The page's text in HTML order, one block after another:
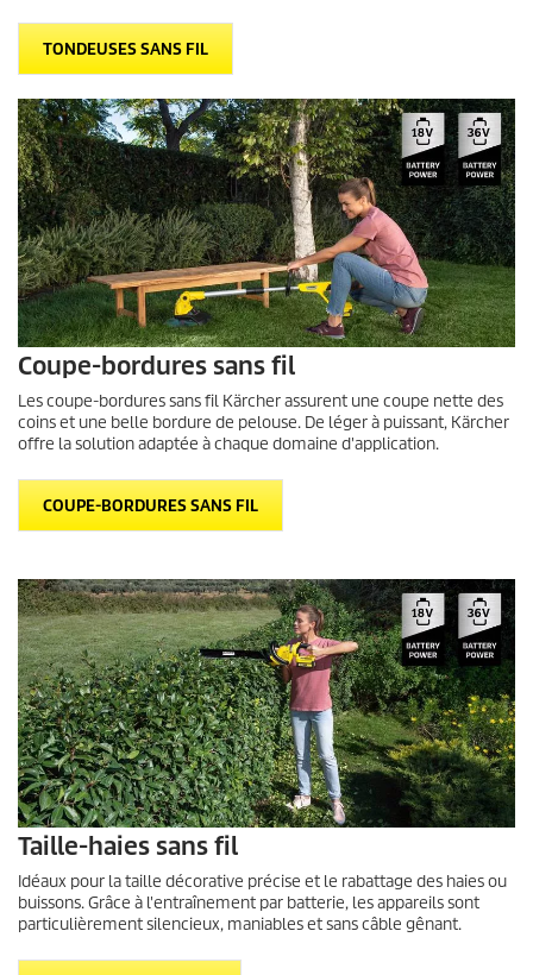
TONDEUSES SANS FIL
Coupe-bordures sans fil
Les coupe-bordures sans fil Kärcher assurent une coupe nette des
coins et une belle bordure de pelouse. De léger à puissant, Kärcher
offre la solution adaptée à chaque domaine d'application.
COUPE-BORDURES SANS FIL
Taille-haies sans fil
Idéaux pour la taille décorative précise et le rabattage des haies ou
buissons. Grâce à l'entraînement par batterie, les appareils sont
particulièrement silencieux, maniables et sans câble gênant.